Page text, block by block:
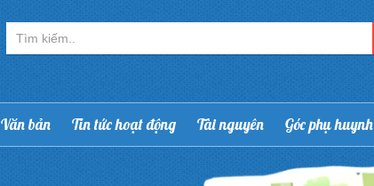
Văn bản Tin tức hoạt động Tài nguyên Góc phụ huynh